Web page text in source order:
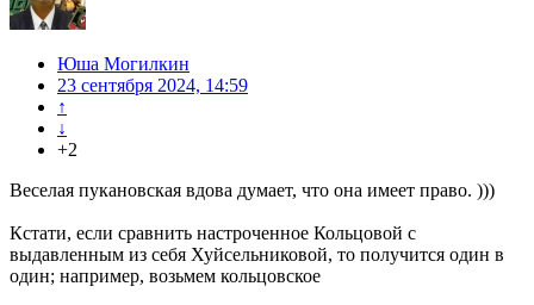
Юша Могилкин
23 сентября 2024, 14:59
↑
↓
+2
Веселая пукановская вдова думает, что она имеет право. )))
Кстати, если сравнить настроченное Кольцовой с
выдавленным из себя Хуйсельниковой, то получится один в
один; например, возьмем кольцовское